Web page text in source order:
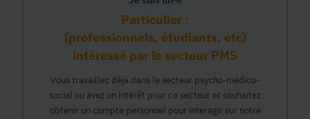
Particulier :
(professionnels, étudiants, etc)
intéressé par le secteur PMS
Vous travaillez déjà dans le secteur psycho-médico-
social ou avez un intérêt pour ce secteur et souhaitez
obtenir un compte personnel pour interagir sur notre